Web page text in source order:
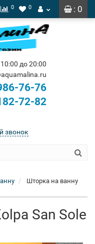
: 0
0 0
до 20:00
76-76
72-82
звонок
Шторка на ванну
San Sole